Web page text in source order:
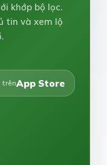
khớp bộ lọc.
tin và xem lộ
trênApp Store